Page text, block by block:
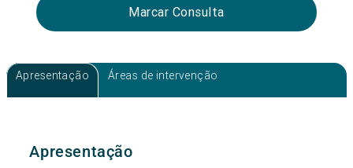
Marcar Consulta
Apresentação Áreas de intervenção
Apresentação